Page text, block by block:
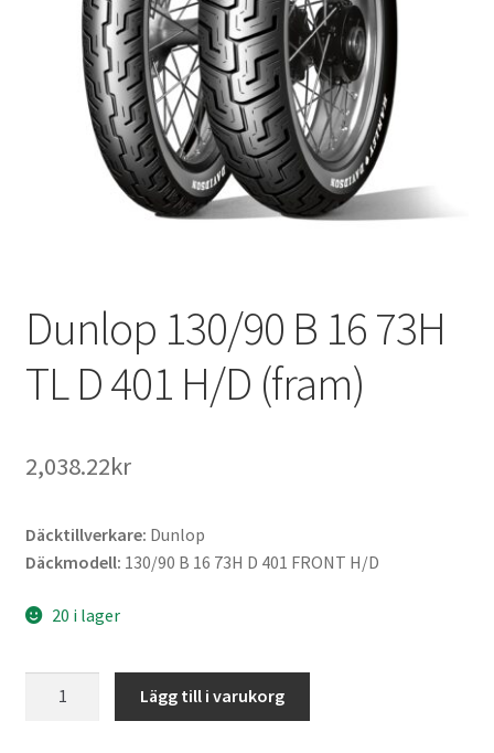
Dunlop 130/90 B 16 73H
TL D 401 H/D (fram)
2,038.22kr
Däcktillverkare: Dunlop
Däckmodell: 130/90 B 16 73H D 401 FRONT H/D
20 i lager
Lägg till i varukorg